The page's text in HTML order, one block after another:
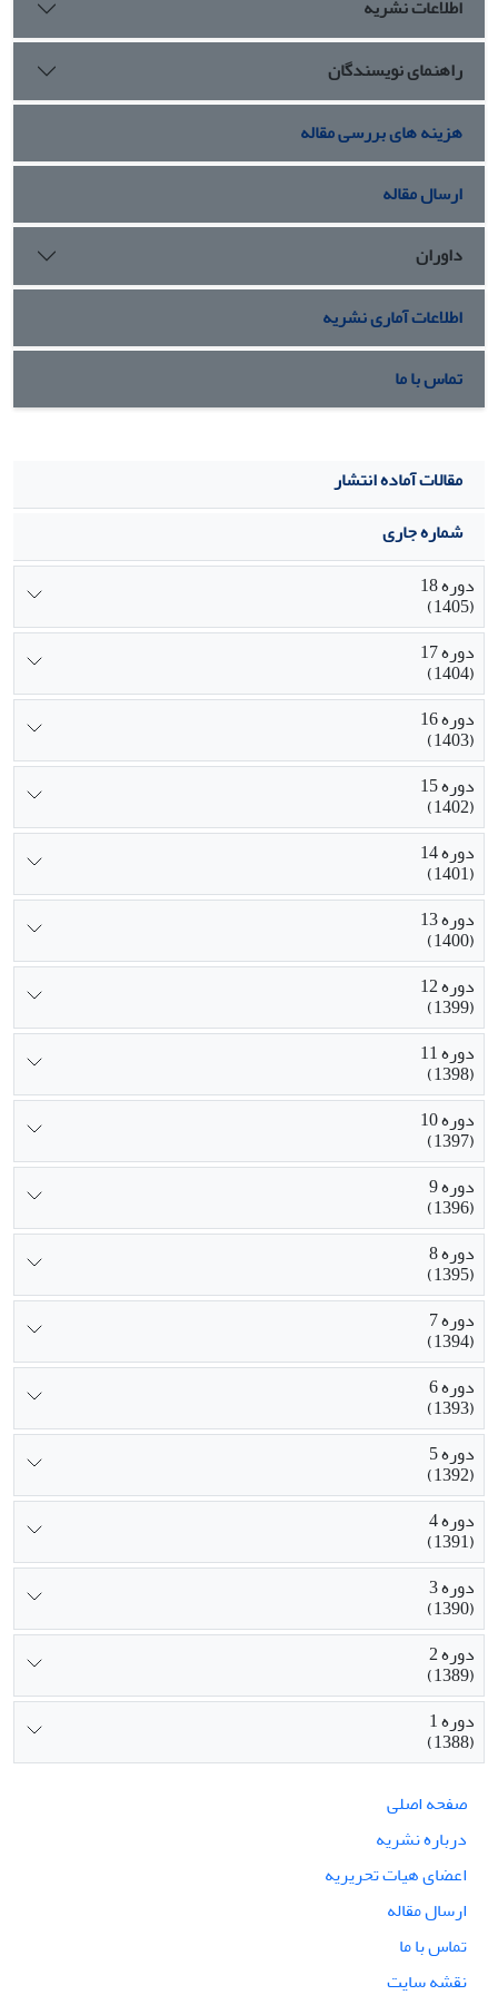
اطلاعات نشریه
راهنمای نویسندگان
هزینه های بررسی مقاله
ارسال مقاله
داوران
اطلاعات آماری نشریه
تماس با ما
مقالات آماده انتشار
شماره جاری
دوره 18
(1405)
دوره 17
(1404)
دوره 16
(1403)
دوره 15
(1402)
دوره 14
(1401)
دوره 13
(1400)
دوره 12
(1399)
دوره 11
(1398)
دوره 10
(1397)
دوره 9
(1396)
دوره 8
(1395)
دوره 7
(1394)
دوره 6
(1393)
دوره 5
(1392)
دوره 4
(1391)
دوره 3
(1390)
دوره 2
(1389)
دوره 1
(1388)
صفحه اصلی
درباره نشریه
اعضای هیات تحریریه
ارسال مقاله
تماس با ما
نقشه سایت